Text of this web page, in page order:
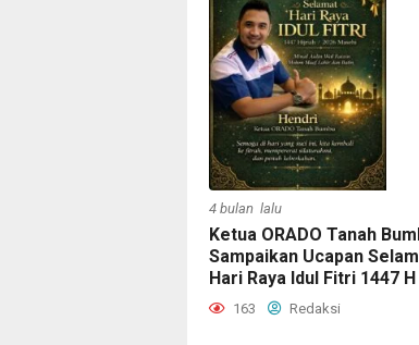
4 bulan lalu
Ketua ORADO Tanah
Sampaikan Ucapan
Hari Raya Idul Fitri 1447 H
163 Redaksi